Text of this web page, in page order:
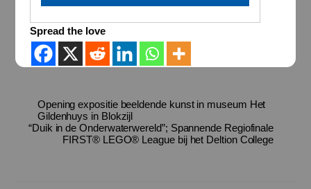
Spread the love
Opening expositie beeldende kunst in museum Het
Gildenhuys in Blokzijl
“Duik in de Onderwaterwereld”; Spannende Regiofinale
FIRST® LEGO® League bij het Deltion College